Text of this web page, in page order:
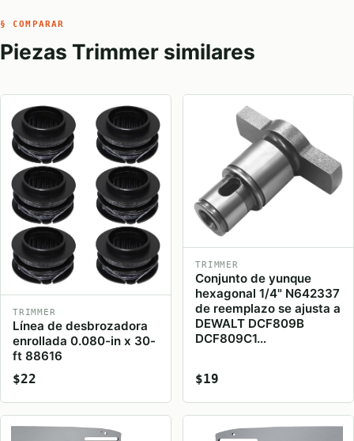
§ COMPARAR
Piezas Trimmer similares
TRIMMER
Línea de desbrozadora
enrollada 0.080-in x 30-
ft 88616
$22
TRIMMER
Conjunto de yunque
hexagonal 1/4" N642337
de reemplazo se ajusta a
DEWALT DCF809B
DCF809C1…
$19